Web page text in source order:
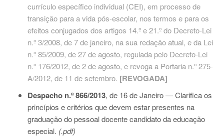
currículo específico individual (CEI), em processo de
transição para a vida pós-escolar, nos termos e para os
efeitos conjugados dos artigos 14.º e 21.º do Decreto-Lei
n.º 3/2008, de 7 de janeiro, na sua redação atual, e da Lei
n.º 85/2009, de 27 de agosto, regulada pelo Decreto-Lei
n.º 176/2012, de 2 de agosto, e revoga a Portaria n.º 275-
A/2012, de 11 de setembro. [REVOGADA]
Despacho n.º 866/2013, de 16 de Janeiro—Clarifica os
princípios e critérios que devem estar presentes na
graduação do pessoal docente candidato da educação
especial. (.pdf)